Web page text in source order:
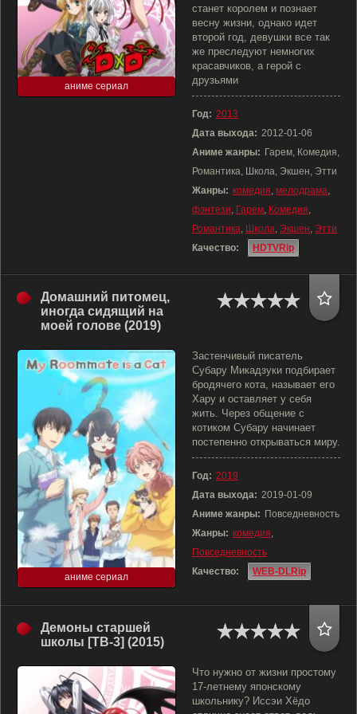
аниме сериал
станет королем и познает
весну жизни, однако идет
второй год, девушки все так
же преследуют немногих
красавчиков, а герой с
друзьями
Год: 2013
Дата выхода: 2012-01-06
Аниме жанры: Гарем, Комедия,
Романтика, Школа, Экшен, Этти
Жанры: комедия, мелодрама,
фэнтези, Гарем, Комедия,
Романтика, Школа, Экшен, Этти
Качество:
HDTVRip
Домашний питомец,
иногда сидящий на
моей голове (2019)
аниме сериал
Застенчивый писатель
Субару Микадзуки подбирает
бродячего кота, называет его
Хару и оставляет у себя
жить. Через общение с
котиком Субару начинает
постепенно открываться миру.
Год: 2019
Дата выхода: 2019-01-09
Аниме жанры: Повседневность
Жанры: комедия,
Повседневность
Качество:
WEB-DLRip
Демоны старшей
школы [ТВ-3] (2015)
Что нужно от жизни простому
17-летнему японскому
школьнику? Иссэи Хёдо